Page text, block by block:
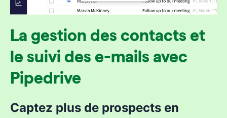
La gestion des contacts et
le suivi des e-mails avec
Pipedrive
Captez plus de prospects en